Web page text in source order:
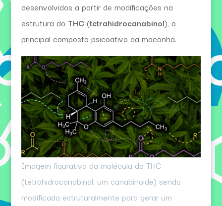
desenvolvidos a partir de modificações na
estrutura do THC(tetrahidrocanabinol), o
principal composto psicoativo da maconha.
Imagem figurativa da molécula do THC
(tetrahidrocanabinol, um canabinoide) sendo
modificada estruturalmente para gerar um